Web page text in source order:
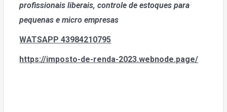
profissionais liberais, controle de estoques para
pequenas e micro empresas
WATSAPP 43984210795
https://imposto-de-renda-2023.webnode.page/